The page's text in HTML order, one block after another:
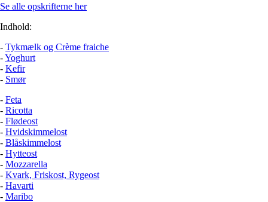
Se alle opskrifterne her
Indhold:
- Tykmælk og Crème fraiche
-Yoghurt
- Kefir
- Smør
- Feta
- Ricotta
- Flødeost
- Hvidskimmelost
- Blåskimmelost
- Hytteost
- Mozzarella
- Kvark, Friskost, Rygeost
- Havarti
- Maribo